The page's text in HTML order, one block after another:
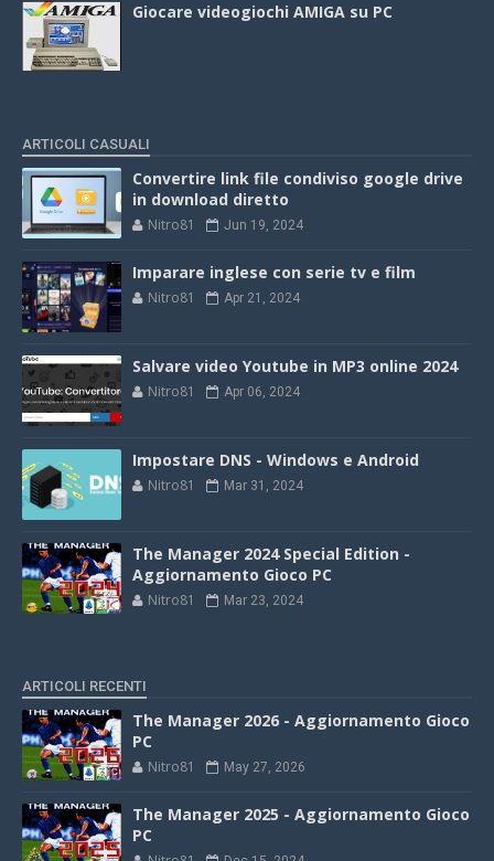
Giocare videogiochi AMIGA su PC
ARTICOLI CASUALI
Convertire link file condiviso google drive
in download diretto
Nitro81 Jun 19, 2024
Imparare inglese con serie tv e film
Nitro81 Apr 21, 2024
Salvare video Youtube in MP3 online 2024
Nitro81 Apr 06, 2024
Impostare DNS - Windows e Android
Nitro81 Mar 31, 2024
The Manager 2024 Special Edition -
Aggiornamento Gioco PC
Nitro81 Mar 23, 2024
ARTICOLI RECENTI
The Manager 2026 - Aggiornamento Gioco
PC
Nitro81 May 27, 2026
The Manager 2025 - Aggiornamento Gioco
PC